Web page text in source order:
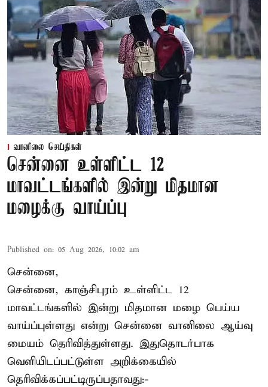
வானிலை செய்திகள்
சென்னை உள்ளிட்ட 12
மாவட்டங்களில் இன்று மிதமான
மழைக்கு வாய்ப்பு
Published on: 05 Aug 2026, 10:02 am
சென்னை,
சென்னை, காஞ்சிபுரம் உள்ளிட்ட 12
மாவட்டங்களில் இன்று மிதமான மழை பெய்ய
வாய்ப்புள்ளது என்று சென்னை வானிலை ஆய்வு
மையம் தெரிவித்துள்ளது. இதுதொடர்பாக
வெளியிடப்பட்டுள்ள அறிக்கையில்
தெரிவிக்கப்பட்டிருப்பதாவது:-